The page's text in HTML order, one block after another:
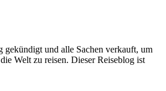
gekündigt und alle Sachen verkauft, um
Welt zu reisen. Dieser Reiseblog ist